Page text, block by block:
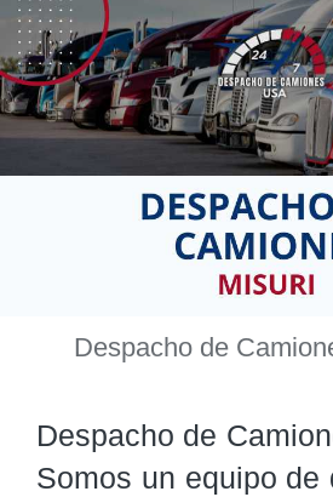
Despacho de
Despacho de
Somos un equipo de